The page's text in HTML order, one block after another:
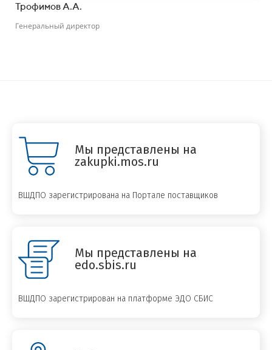
Трофимов А.А.
Генеральный директор
Мы представлены на
zakupki.mos.ru
ВШДПО зарегистрирована на Портале поставщиков
Мы представлены на
edo.sbis.ru
ВШДПО зарегистрирован на платформе ЭДО СБИС